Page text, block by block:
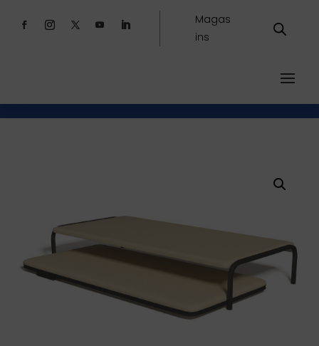
Magas
ins